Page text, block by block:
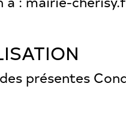
présentes